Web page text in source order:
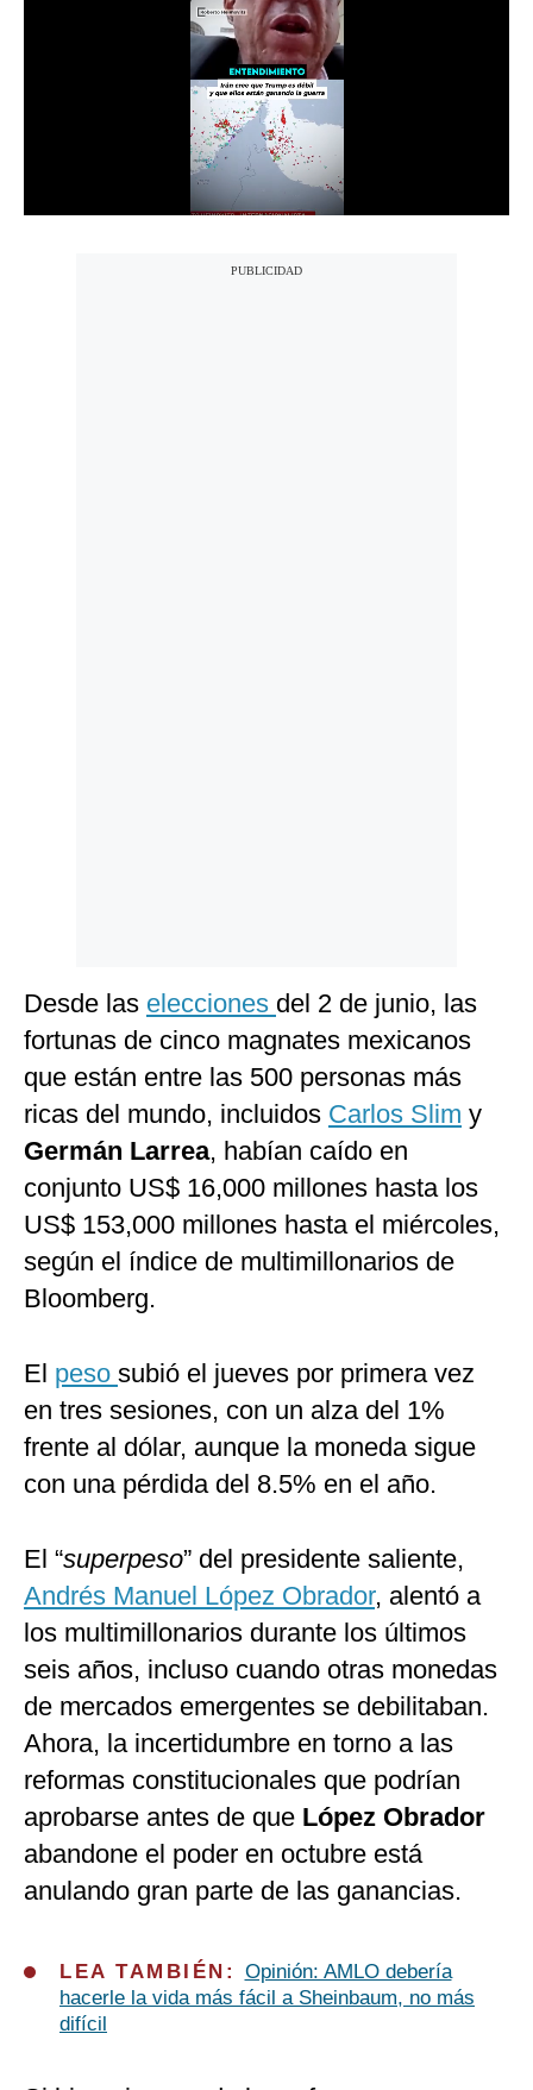
Desde las elecciones del 2 de junio, las
fortunas de cinco magnates mexicanos
que están entre las 500 personas más
ricas del mundo, incluidos Carlos Slim y
Germán Larrea, habían caído en
conjunto US$ 16,000 millones hasta los
US$ 153,000 millones hasta el miércoles,
según el índice de multimillonarios de
Bloomberg.
El peso subió el jueves por primera vez
en tres sesiones, con un alza del 1%
frente al dólar, aunque la moneda sigue
con una pérdida del 8.5% en el año.
El “superpeso” del presidente saliente,
Andrés Manuel López Obrador, alentó a
los multimillonarios durante los últimos
seis años, incluso cuando otras monedas
de mercados emergentes se debilitaban.
Ahora, la incertidumbre en torno a las
reformas constitucionales que podrían
aprobarse antes de que López Obrador
abandone el poder en octubre está
anulando gran parte de las ganancias.
LEA TAMBIÉN: Opinión: AMLO debería
hacerle la vida más fácil a Sheinbaum, no más
difícil